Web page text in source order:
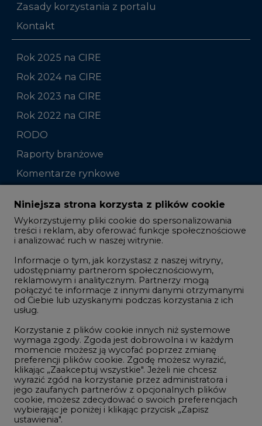
Zasady korzystania z portalu
Kontakt
Rok 2025 na CIRE
Rok 2024 na CIRE
Rok 2023 na CIRE
Rok 2022 na CIRE
RODO
Raporty branżowe
Komentarze rynkowe
Zmiany kadrowe na rynku
Studio CIRE
Rozmowy o energetyce
Gospodarka
Geopolityka
LTE450
Innowacje i AI
Telekomunikacja i IT
Handel emisjami CO2
Wodór
Górnictwo
Niniejsza strona korzysta z plików cookie
Wykorzystujemy pliki cookie do spersonalizowania
treści i reklam, aby oferować funkcje społecznościowe
i analizować ruch w naszej witrynie.
Informacje o tym, jak korzystasz z naszej witryny,
udostępniamy partnerom społecznościowym,
reklamowym i analitycznym. Partnerzy mogą
połączyć te informacje z innymi danymi otrzymanymi
od Ciebie lub uzyskanymi podczas korzystania z ich
usług.
Korzystanie z plików cookie innych niż systemowe
wymaga zgody. Zgoda jest dobrowolna i w każdym
momencie możesz ją wycofać poprzez zmianę
preferencji plików cookie. Zgodę możesz wyrazić,
klikając „Zaakceptuj wszystkie". Jeżeli nie chcesz
wyrazić zgód na korzystanie przez administratora i
jego zaufanych partnerów z opcjonalnych plików
cookie, możesz zdecydować o swoich preferencjach
wybierając je poniżej i klikając przycisk „Zapisz
ustawienia".